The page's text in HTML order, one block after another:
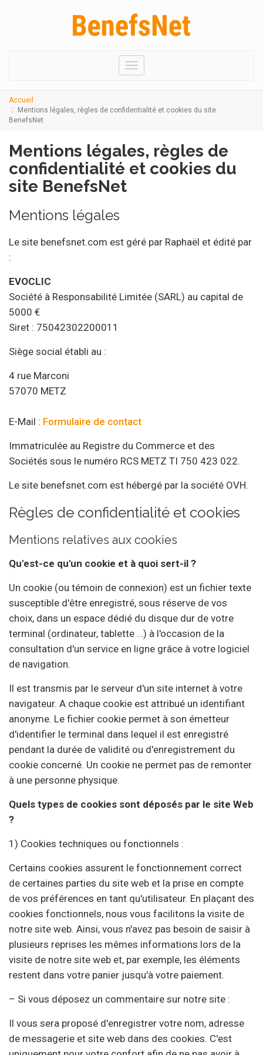
Menu
Accueil
Mentions légales, règles de confidentialité et cookies du site
BenefsNet
Mentions légales, règles de
confidentialité et cookies du
site BenefsNet
Mentions légales
Le site benefsnet.com est géré par Raphaël et édité par
:
EVOCLIC
Société à Responsabilité Limitée (SARL) au capital de
5000 €
Siret : 75042302200011
Siège social établi au :
4 rue Marconi
57070 METZ
E-Mail : Formulaire de contact
Immatriculée au Registre du Commerce et des
Sociétés sous le numéro RCS METZ TI 750 423 022.
Le site benefsnet.com est hébergé par la société OVH.
Règles de confidentialité et cookies
Mentions relatives aux cookies
Qu'est-ce qu'un cookie et à quoi sert-il ?
Un cookie (ou témoin de connexion) est un fichier texte
susceptible d'être enregistré, sous réserve de vos
choix, dans un espace dédié du disque dur de votre
terminal (ordinateur, tablette …) à l'occasion de la
consultation d'un service en ligne grâce à votre logiciel
de navigation.
Il est transmis par le serveur d'un site internet à votre
navigateur. A chaque cookie est attribué un identifiant
anonyme. Le fichier cookie permet à son émetteur
d'identifier le terminal dans lequel il est enregistré
pendant la durée de validité ou d'enregistrement du
cookie concerné. Un cookie ne permet pas de remonter
à une personne physique.
Quels types de cookies sont déposés par le site Web
?
1) Cookies techniques ou fonctionnels :
Certains cookies assurent le fonctionnement correct
de certaines parties du site web et la prise en compte
de vos préférences en tant qu'utilisateur. En plaçant des
cookies fonctionnels, nous vous facilitons la visite de
notre site web. Ainsi, vous n'avez pas besoin de saisir à
plusieurs reprises les mêmes informations lors de la
visite de notre site web et, par exemple, les éléments
restent dans votre panier jusqu'à votre paiement.
– Si vous déposez un commentaire sur notre site :
Il vous sera proposé d'enregistrer votre nom, adresse
de messagerie et site web dans des cookies. C'est